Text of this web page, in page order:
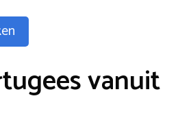
vanuit